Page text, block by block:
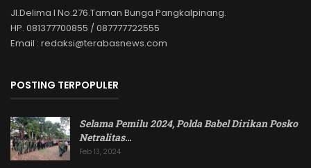
Jl.Delima I No.276.Taman Bunga Pangkalpinang.
HP. 081377700855 / 087777722555
Email : redaksi@terabasnews.com
POSTING TERPOPULER
Selama Pemilu 2024, Polda Babel Dirikan Posko
Netralitas…
Feb 13, 2024